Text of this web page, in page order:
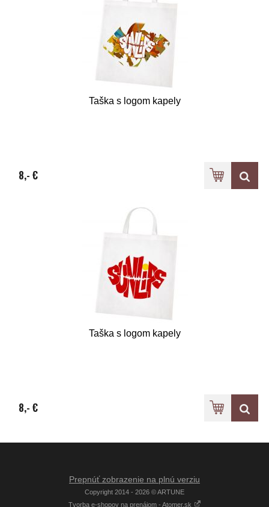
Taška s logom kapely
8,- €
Taška s logom kapely
8,- €
Prepnúť zobrazenie na plnú verziu
Copyright 2014 - 2026 © ARTUNE
Tvorba e-shopov na prenájom - Atomer.sk